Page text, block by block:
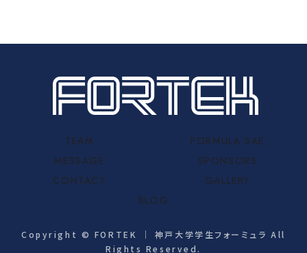
TEAM
FORMULA SAE
MESSAGE
SPONSORS
CONTACT
GALLERY
BLOG
Copyright © FORTEK ｜ 神戸大学学生フォーミュラ All
Rights Reserved.